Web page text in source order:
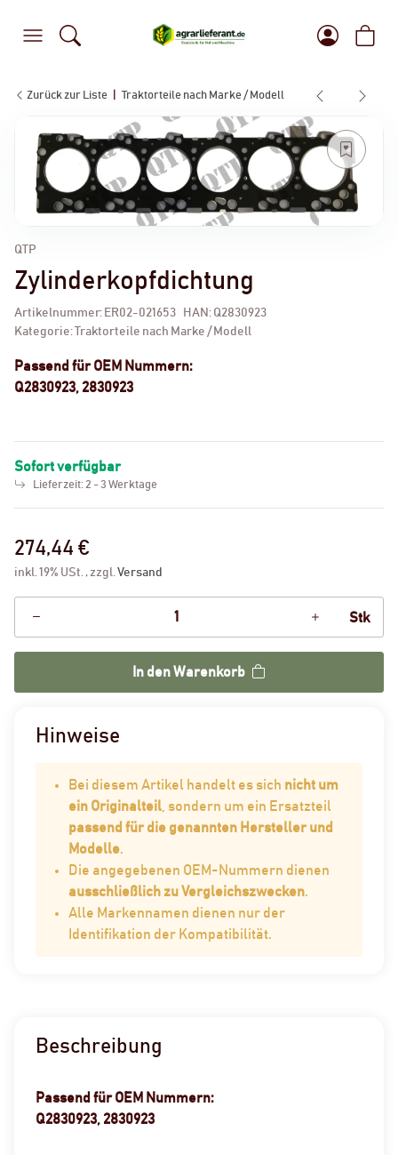
Zurück zur Liste Traktorteile nach Marke / Modell
QTP
Zylinderkopfdichtung
Artikelnummer: ER02-021653 HAN: Q2830923
Kategorie:
Traktorteile nach Marke / Modell
Passend für OEM Nummern:
Q2830923, 2830923
Sofort verfügbar
Lieferzeit: 2 - 3 Werktage
274,44 €
inkl. 19% USt. , zzgl.Versand
Stk
In den Warenkorb
Hinweise
Bei diesem Artikel handelt es sich nicht um
ein Originalteil, sondern um ein Ersatzteil
passend für die genannten Hersteller und
Modelle.
Die angegebenen OEM-Nummern dienen
ausschließlich zu Vergleichszwecken.
Alle Markennamen dienen nur der
Identifikation der Kompatibilität.
Beschreibung
Passend für OEM Nummern:
Q2830923, 2830923